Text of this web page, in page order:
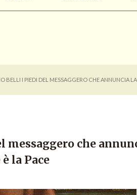
BELLI I PIEDI DEL MESSAGGERO CHE ANNUNCIA
messaggero che
la Pace